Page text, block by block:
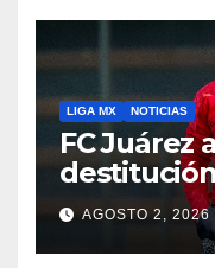
LIGA MX NOTICIAS
FC Juárez
Caixinha
AGOSTO 2, 2026